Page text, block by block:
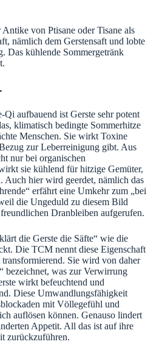
von Ptisane oder Tisane als
nämlich dem Gerstensaft und lobte
Das kühlende Sommergetränk
aufbauend ist Gerste sehr potent
klimatisch bedingte Sommerhitze
Menschen. Sie wirkt Toxine
zur Leberreinigung gibt. Aus
nur bei organischen
sie kühlend für hitzige Gemüter,
Auch hier wird geerdet, nämlich das
erfährt eine Umkehr zum „bei
die Ungeduld zu diesem Bild
Dranbleiben aufgerufen.
die Gerste die Säfte“ wie die
Die TCM nennt diese Eigenschaft
Sie wird von daher
bezeichnet, was zur Verwirrung
wirkt befeuchtend und
Diese Umwandlungsfähigkeit
mit Völlegefühl und
auflösen können. Genauso lindert
Appetit. All das ist auf ihre
zurückzuführen.